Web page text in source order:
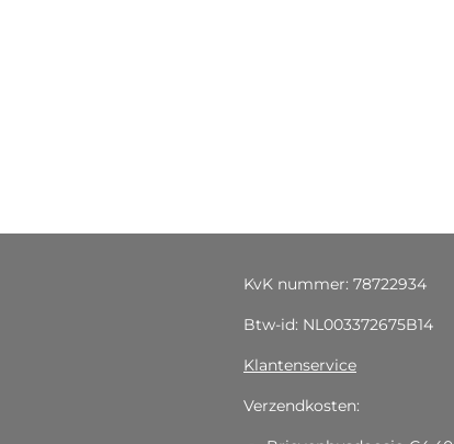
KvK nummer: 78722934
Btw-id: NL003372675B14
Klantenservice
Verzendkosten: